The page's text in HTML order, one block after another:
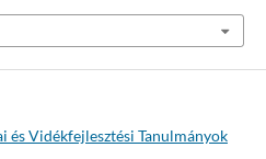
és Vidékfejlesztési Tanulmányok